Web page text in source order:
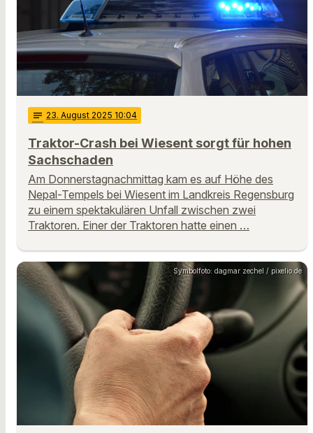
notes 23. August 2025 10:04
Traktor-Crash bei Wiesent sorgt für hohen
Sachschaden
Am Donnerstagnachmittag kam es auf Höhe des
Nepal-Tempels bei Wiesent im Landkreis Regensburg
zu einem spektakulären Unfall zwischen zwei
Traktoren. Einer der Traktoren hatte einen …
Symbolfoto: dagmar zechel / pixelio.de